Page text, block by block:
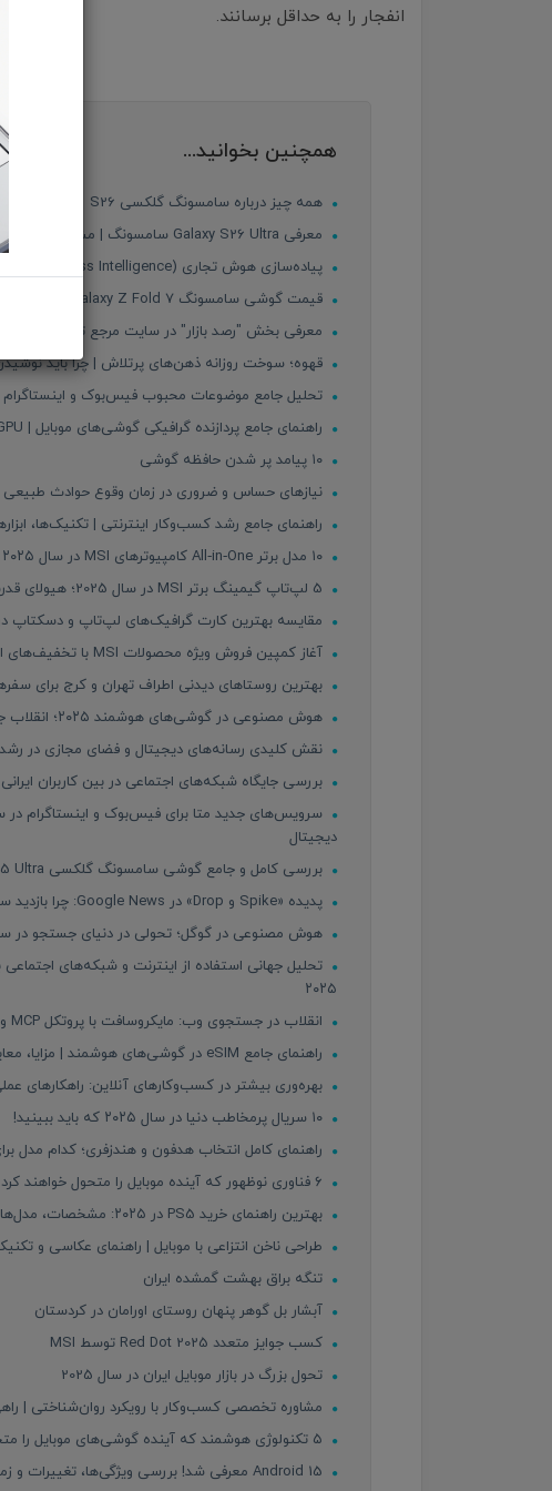
انفجار را به حداقل برسانند.
همچنین بخوانید...
همه چیز درباره سامسونگ گلکسی S26
معرفی Galaxy S26 Ultra سامسونگ | مشخصات، قیمت احتمالی و امکانات جدید
پیاده‌سازی هوش تجاری (Business Intelligence) در کسب‌وکارها؛ از داده خام تا تصمیم‌سازی هوشمند
قیمت گوشی سامسونگ Galaxy Z Fold 7 در ایران
معرفی بخش "رصد بازار" در سایت مرجع تخصصی بازار
قهوه؛ سوخت روزانه ذهن‌های پرتلاش | چرا باید
تحلیل جامع موضوعات محبوب فیس‌بوک و اینستاگرام در
راهنمای جامع پردازنده‌ گرافیکی گوشی‌های موبایل | GPU چیست و کدام بهتر است؟
نیازهای حساس و ضروری در زمان وقوع حوادث طبیعی
راهنمای جامع رشد کسب‌وکار اینترنتی | تکنیک‌ها،
مقایسه بهترین کارت گرافیک‌های لپ‌تاپ و دسکتاپ در
آغاز کمپین فروش ویژه محصولات MSI با تخفیف‌های استثنایی فقط به مدت یک هفته!
بهترین روستاهای دیدنی اطراف تهران و کرج برای
هوش مصنوعی در گوشی‌های هوشمند ۲۰۲۵؛ انقلاب جدید در دنیای موبایل
نقش کلیدی رسانه‌های دیجیتال و فضای مجازی در
بررسی جایگاه شبکه‌های اجتماعی در بین کاربران
دیجیتال
بررسی کامل و جامع گوشی سامسونگ گلکسی S25 Ultra | غول هوشمند ۲۰۲۵
پدیده «Spike و Drop» در Google News: چرا بازدید سایت‌ها ناگهان افزایش و سپس کاهش می‌یابد؟
هوش مصنوعی در گوگل؛ تحولی در دنیای جستجو در سال
تحلیل جهانی استفاده از اینترنت و شبکه‌های
۲۰۲۵
انقلاب در جستجوی وب: مایکروسافت با پروتکل MCP و ابزار NLWeb آینده اینترنت را بازتعریف می‌کند
راهنمای جامع eSIM در گوشی‌های هوشمند | مزایا، معایب و وضعیت بازار ایران در ۲۰۲۵
بهره‌وری بیشتر در کسب‌وکارهای آنلاین: راهکارهای
راهنمای کامل انتخاب هدفون و هندزفری؛ کدام مدل
بهترین راهنمای خرید PS5 در ۲۰۲۵: مشخصات، مدل‌ها و قیمت‌های جهانی
طراحی ناخن انتزاعی با موبایل | راهنمای عکاسی و
تنگه براق بهشت گمشده ایران
آبشار بل گوهر پنهان روستای اورامان در کردستان
کسب جوایز متعدد Red Dot 2025 توسط MSI
تحول بزرگ در بازار موبایل ایران در سال 2025
مشاوره تخصصی کسب‌وکار با رویکرد روان‌شناختی |